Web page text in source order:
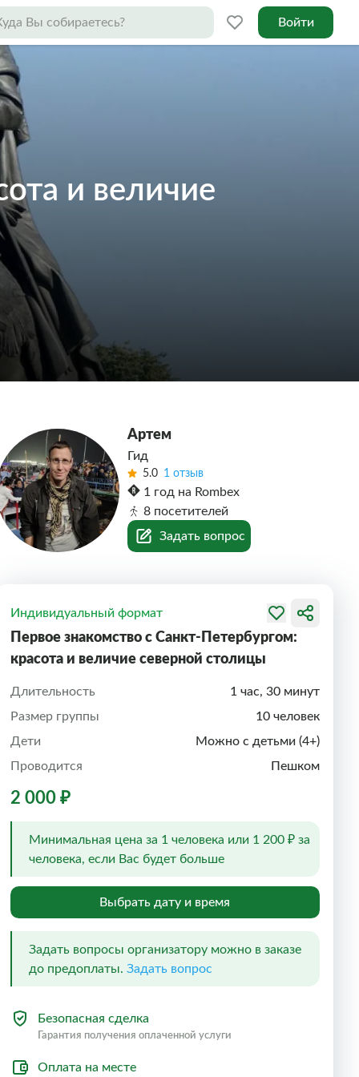
Войти
и величие
Артем
Гид
5.0 1 отзыв
1 год на Rombex
8 посетителей
Задать вопрос
Индивидуальный формат
Первое знакомство с Санкт-Петербургом:
красота и величие северной столицы
Длительность
1 час, 30 минут
Размер группы
10 человек
Дети
Можно с детьми (4+)
Проводится
Пешком
2 000 ₽
Минимальная цена за 1 человека или 1 200 ₽ за
человека, если Вас будет больше
Выбрать дату и время
Задать вопросы организатору можно в заказе
до предоплаты. Задать вопрос
Безопасная сделка
Гарантия получения оплаченной услуги
Оплата на месте